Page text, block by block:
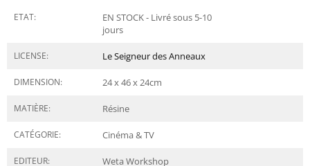
ETAT:
EN STOCK - Livré sous 5-10
jours
LICENSE: Le Seigneur des Anneaux
DIMENSION: 24 x 46 x 24cm
MATIÈRE: Résine
CATÉGORIE: Cinéma & TV
EDITEUR: Weta Workshop